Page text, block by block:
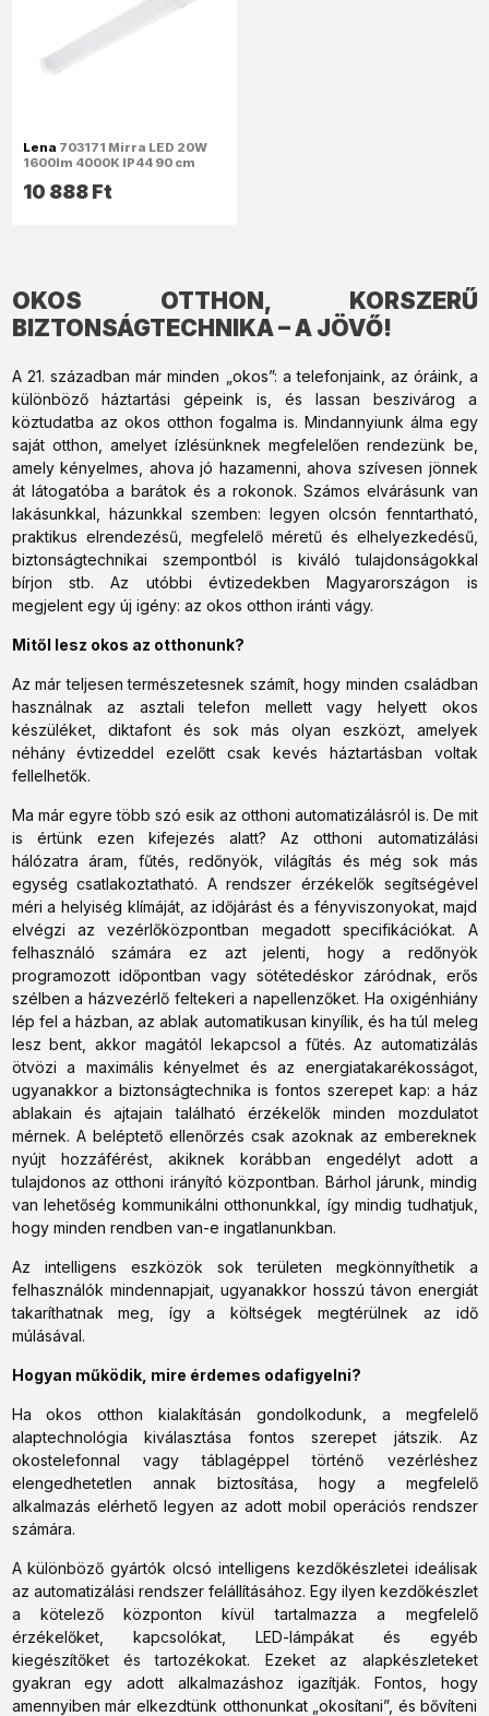
Lena 703171 Mirra LED 20W
1600lm 4000K IP44 90 cm
lámpatest
10 888 Ft
OKOS OTTHON, KORSZERŰ
BIZTONSÁGTECHNIKA – A JÖVŐ!
A 21. században már minden „okos”: a telefonjaink, az óráink, a
különböző háztartási gépeink is, és lassan beszivárog a
köztudatba az okos otthon fogalma is. Mindannyiunk álma egy
saját otthon, amelyet ízlésünknek megfelelően rendezünk be,
amely kényelmes, ahova jó hazamenni, ahova szívesen jönnek
át látogatóba a barátok és a rokonok. Számos elvárásunk van
lakásunkkal, házunkkal szemben: legyen olcsón fenntartható,
praktikus elrendezésű, megfelelő méretű és elhelyezkedésű,
biztonságtechnikai szempontból is kiváló tulajdonságokkal
bírjon stb. Az utóbbi évtizedekben Magyarországon is
megjelent egy új igény: az okos otthon iránti vágy.
Mitől lesz okos az otthonunk?
Az már teljesen természetesnek számít, hogy minden családban
használnak az asztali telefon mellett vagy helyett okos
készüléket, diktafont és sok más olyan eszközt, amelyek
néhány évtizeddel ezelőtt csak kevés háztartásban voltak
fellelhetők.
Ma már egyre több szó esik az otthoni automatizálásról is. De mit
is értünk ezen kifejezés alatt? Az otthoni automatizálási
hálózatra áram, fűtés, redőnyök, világítás és még sok más
egység csatlakoztatható. A rendszer érzékelők segítségével
méri a helyiség klímáját, az időjárást és a fényviszonyokat, majd
elvégzi az vezérlőközpontban megadott specifikációkat. A
felhasználó számára ez azt jelenti, hogy a redőnyök
programozott időpontban vagy sötétedéskor záródnak, erős
szélben a házvezérlő feltekeri a napellenzőket. Ha oxigénhiány
lép fel a házban, az ablak automatikusan kinyílik, és ha túl meleg
lesz bent, akkor magától lekapcsol a fűtés. Az automatizálás
ötvözi a maximális kényelmet és az energiatakarékosságot,
ugyanakkor a biztonságtechnika is fontos szerepet kap: a ház
ablakain és ajtajain található érzékelők minden mozdulatot
mérnek. A beléptető ellenőrzés csak azoknak az embereknek
nyújt hozzáférést, akiknek korábban engedélyt adott a
tulajdonos az otthoni irányító központban. Bárhol járunk, mindig
van lehetőség kommunikálni otthonunkkal, így mindig tudhatjuk,
hogy minden rendben van-e ingatlanunkban.
Az intelligens eszközök sok területen megkönnyíthetik a
felhasználók mindennapjait, ugyanakkor hosszú távon energiát
takaríthatnak meg, így a költségek megtérülnek az idő
múlásával.
Hogyan működik, mire érdemes odafigyelni?
Ha okos otthon kialakításán gondolkodunk, a megfelelő
alaptechnológia kiválasztása fontos szerepet játszik. Az
okostelefonnal vagy táblagéppel történő vezérléshez
elengedhetetlen annak biztosítása, hogy a megfelelő
alkalmazás elérhető legyen az adott mobil operációs rendszer
számára.
A különböző gyártók olcsó intelligens kezdőkészletei ideálisak
az automatizálási rendszer felállításához. Egy ilyen kezdőkészlet
a kötelező központon kívül tartalmazza a megfelelő
érzékelőket, kapcsolókat, LED-lámpákat és egyéb
kiegészítőket és tartozékokat. Ezeket az alapkészleteket
gyakran egy adott alkalmazáshoz igazítják. Fontos, hogy
amennyiben már elkezdtünk otthonunkat „okosítani”, és bővíteni